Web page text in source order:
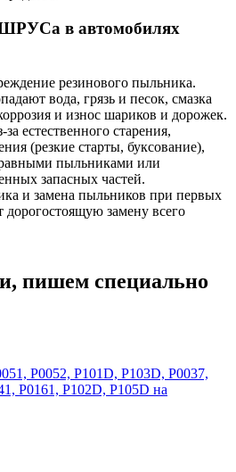
в автомобилях
резинового пыльника.
вода, грязь и песок, смазка
и износ шариков и дорожек.
естественного старения,
(резкие старты, буксование),
пыльниками или
запасных частей.
и замена пыльников при первых
замену всего
пишем специально
P0052, P101D, P103D, P0037,
P0161, P102D, P105D на